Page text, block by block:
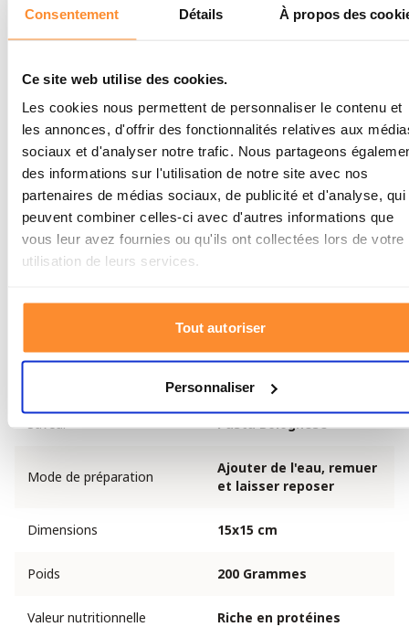
Consentement Détails À propos des
Ce site web utilise des cookies.
Les cookies nous permettent de personnaliser le contenu et
les annonces, d'offrir des fonctionnalités relatives aux
sociaux et d'analyser notre trafic. Nous partageons
des informations sur l'utilisation de notre site avec nos
partenaires de médias sociaux, de publicité et d'analyse, qui
peuvent combiner celles-ci avec d'autres informations que
vous leur avez fournies ou qu'ils ont collectées lors de votre
utilisation de leurs services.
Tout autoriser
Personnaliser
Dont sucres 12.89g
1.61g
Spécifications
Marque Fuel Your Preparation
Durée de conservation 25 ans
8
25 Ans
Mode de préparation
Ajouter de l'eau, remuer
et laisser reposer
Dimensions 15x15 cm
Poids 200 Grammes
Valeur nutritionnelle Riche en protéines